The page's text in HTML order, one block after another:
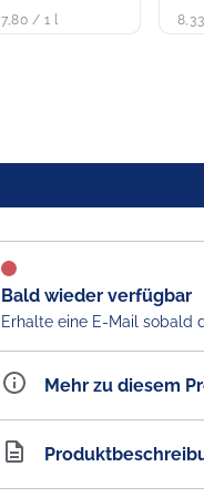
7,80 / 1 l
Bald wieder verfügbar
Erhalte eine E-Mail sobald
Mehr zu diesem
Artikelnummer